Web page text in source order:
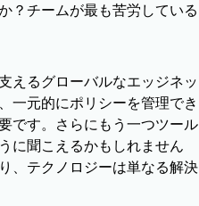
？チームが最も苦労している
えるグローバルなエッジネッ
一元的にポリシーを管理でき
です。さらにもう一つツール
に聞こえるかもしれません
、テクノロジーは単なる解決